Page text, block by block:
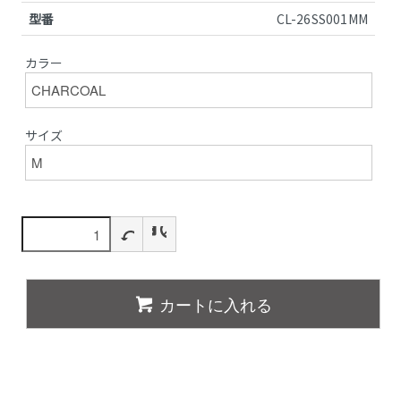
型番 CL-26SS001MM
カラー
サイズ
カートに入れる